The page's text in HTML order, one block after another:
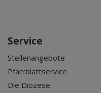
Service
Stellenangebote
Pfarrblattservice
Die Diözese